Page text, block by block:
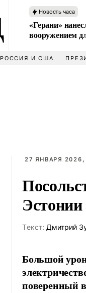
Новость часа
«Герани»
вооружением
РОССИЯ И США
27 ЯНВАРЯ 2026,
Tекст: Дмитрий
Большой
поверенный